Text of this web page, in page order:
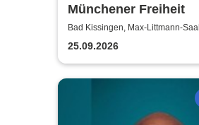
Münchener Freiheit
Bad Kissingen, Max-Littmann-Saal
25.09.2026